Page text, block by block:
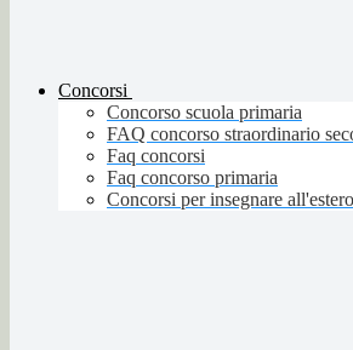
Concorsi
Concorso scuola primaria
FAQ concorso straordinario
Faq concorsi
Faq concorso primaria
Concorsi per insegnare all'estero